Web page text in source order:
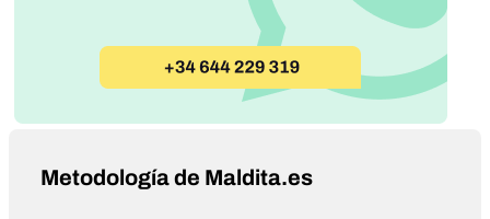
Metodología de Maldita.es